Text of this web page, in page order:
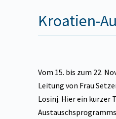
Kroatien-
Vom 15. bis zum 22.
Leitung von Frau
Losinj. Hier ein kurzer